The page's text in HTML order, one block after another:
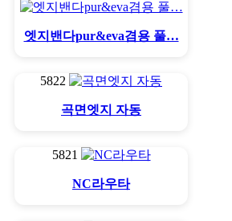
엣지밴다pur&eva겸용 풀…
5822
곡면엣지 자동
5821
NC라우타